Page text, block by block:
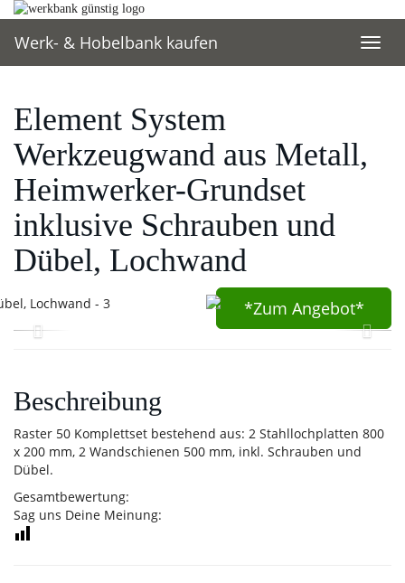
Skip
main
content
Werk- & Hobelbank kaufen
Element System
Werkzeugwand aus Metall,
Heimwerker-Grundset
inklusive Schrauben und
Dübel, Lochwand
*Zum Angebot*
Beschreibung
Raster 50 Komplettset bestehend aus: 2 Stahllochplatten 800
x 200 mm, 2 Wandschienen 500 mm, inkl. Schrauben und
Dübel.
Gesamtbewertung:
Sag uns Deine Meinung: